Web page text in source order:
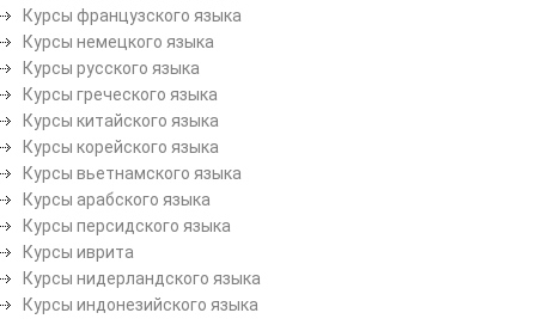
Курсы французского языка
Курсы немецкого языка
Курсы русского языка
Курсы греческого языка
Курсы китайского языка
Курсы корейского языка
Курсы вьетнамского языка
Курсы арабского языка
Курсы персидского языка
Курсы иврита
Курсы нидерландского языка
Курсы индонезийского языка